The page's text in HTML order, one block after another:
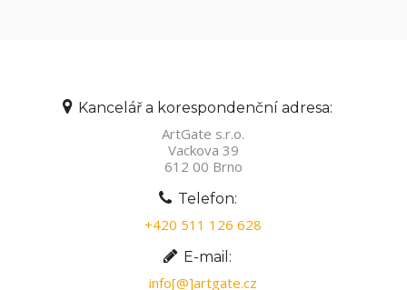
Kancelář a korespondenční adresa:
ArtGate s.r.o.
Vackova 39
612 00 Brno
Telefon:
+420 511 126 628
E-mail:
info[@]artgate.cz